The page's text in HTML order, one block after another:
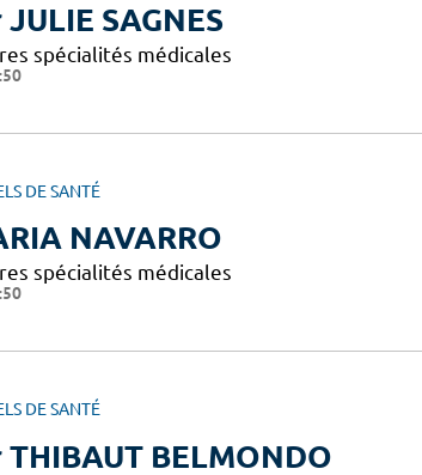
SAGNES
spécialités médicales
DE SANTÉ
NAVARRO
spécialités médicales
DE SANTÉ
BELMONDO